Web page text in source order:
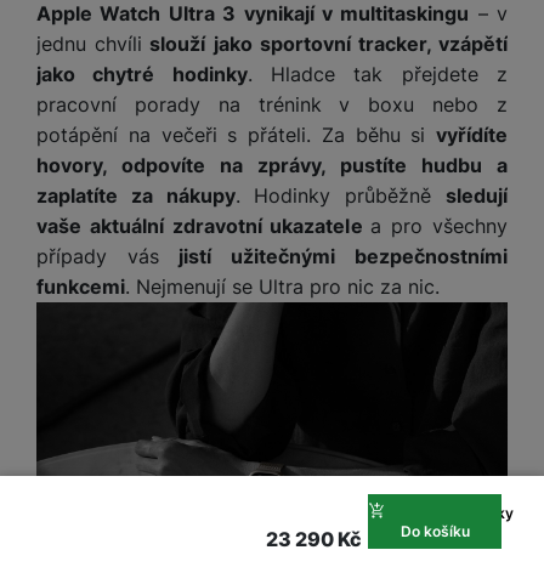
23 290Kč
Na splátky
599 Kč
Do košíku
Apple Watch Ultra 3 vynikají v multitaskingu – v
jednu chvíli slouží jako sportovní tracker, vzápětí
jako chytré hodinky. Hladce tak přejdete z
pracovní porady na trénink v boxu nebo z
potápění na večeři s přáteli. Za běhu si vyřídíte
hovory, odpovíte na zprávy, pustíte hudbu a
zaplatíte za nákupy. Hodinky průběžně sledují
vaše aktuální zdravotní ukazatele a pro všechny
případy vás jistí užitečnými bezpečnostními
funkcemi. Nejmenují se Ultra pro nic za nic.